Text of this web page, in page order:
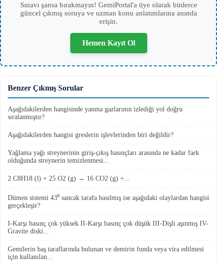
Sınavı şansa bırakmayın! GemiPortal'a üye olarak binlerce
güncel çıkmış soruya ve uzman konu anlatımlarına anında
erişin.
Hemen Kayıt Ol
Benzer Çıkmış Sorular
Aşağıdakilerden hangisinde yanma gazlarının izlediği yol doğru
sıralanmıştır?
Aşağıdakilerden hangisi greslerin işlevlerinden biri değildir?
Yağlama yağı streynerinin giriş-çıkış basınçları arasında ne kadar fark
olduğunda streynerin temizlenmesi...
2 C8H18 (l) + 25 O2 (g) → 16 CO2 (g) +...
Dümen sistemi 43⁰ sancak tarafa basılmış ise aşağıdaki olaylardan hangisi
gerçekleşir?
I-Karşı basınç çok yüksek II-Karşı basınç çok düşük III-Dişli aşınmış IV-
Gravite diski...
Gemilerin baş taraflarında bulunan ve demirin funda veya vira edilmesi
için kullanılan...